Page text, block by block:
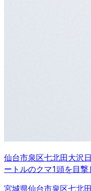
仙台市泉区七北田大沢
ートルのクマ1頭を目撃
宮城県仙台市泉区七北